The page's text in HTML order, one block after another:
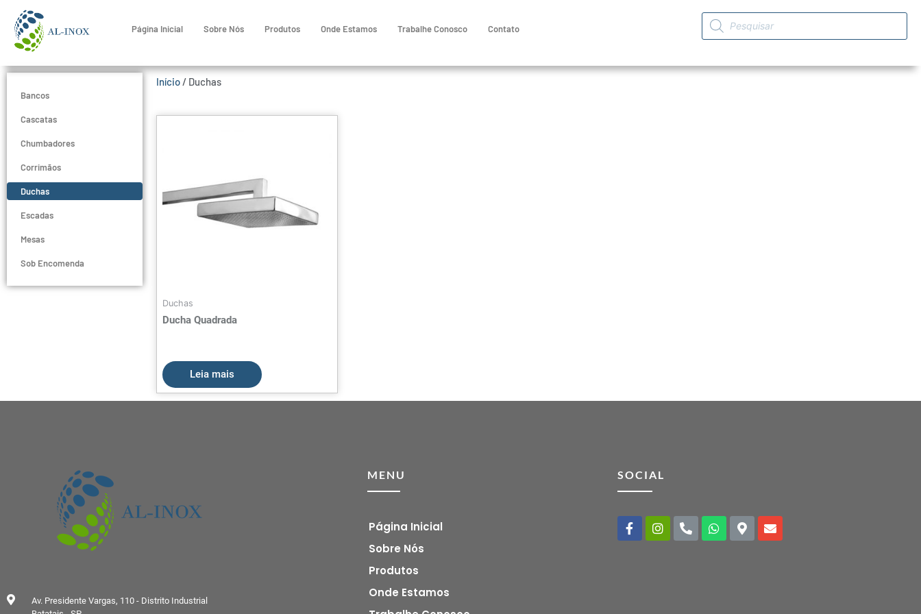
Página Inicial Sobre Nós Produtos Onde Estamos Trabalhe Conosco Contato
Bancos
Cascatas
Chumbadores
Corrimãos
Duchas
Escadas
Mesas
Sob Encomenda
Início / Duchas
Duchas
Ducha Quadrada
Leia mais
Av. Presidente Vargas, 110 - Distrito Industrial
MENU
Página Inicial
Sobre Nós
Produtos
Onde Estamos
SOCIAL